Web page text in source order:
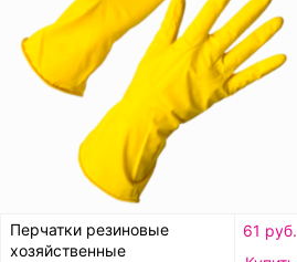
Перчатки резиновые
хозяйственные
61 руб.